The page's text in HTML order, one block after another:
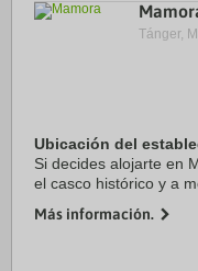
Tánger,
Ubicación del
Si decides alojarte en
el casco histórico y a
hotel se encuentra a
Más información.